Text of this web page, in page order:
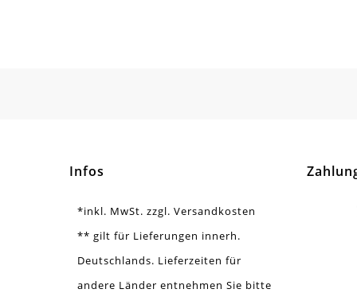
Zusatzinfo
Infos
*inkl. MwSt. zzgl. Versandkosten
** gilt für Lieferungen innerh.
Deutschlands. Lieferzeiten für
andere Länder entnehmen Sie bitte